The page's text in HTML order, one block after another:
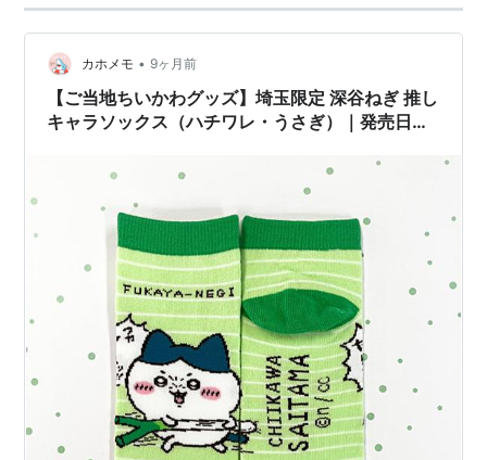
るで下宿を始めたばかりの女の子になった気分だった。
カホメモ • 9ヶ月前
【ご当地ちいかわグッズ】埼玉限定 深谷ねぎ 推し
キャラソックス（ハチワレ・うさぎ）｜発売日・